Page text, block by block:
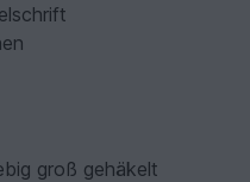
groß gehäkelt